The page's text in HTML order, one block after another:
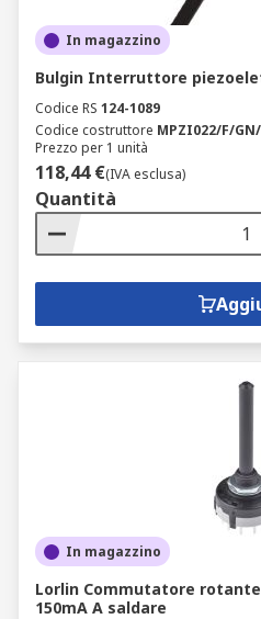
In magazzino
Bulgin Interruttore
Codice RS 124-1089
Codice costruttore MPZI022/F/
Prezzo per 1 unità
118,44 €(IVA esclusa)
Quantità
In magazzino
Lorlin Commutatore rotante
150mA A saldare